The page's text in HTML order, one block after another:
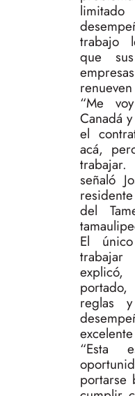
trabajo
que
“Me
Canadá
el
acá,
trabajar.
señaló
del
El
reglas
“Esta
portarse